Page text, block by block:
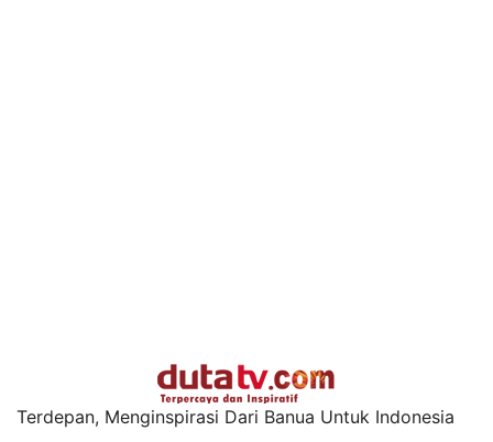
Terdepan, Menginspirasi Dari Banua Untuk Indonesia